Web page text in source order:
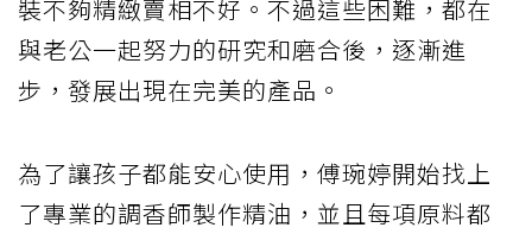
裝不夠精緻賣相不好。不過這些困難，都在
與老公一起努力的研究和磨合後，逐漸進
步，發展出現在完美的產品。
為了讓孩子都能安心使用，傅琬婷開始找上
了專業的調香師製作精油，並且每項原料都